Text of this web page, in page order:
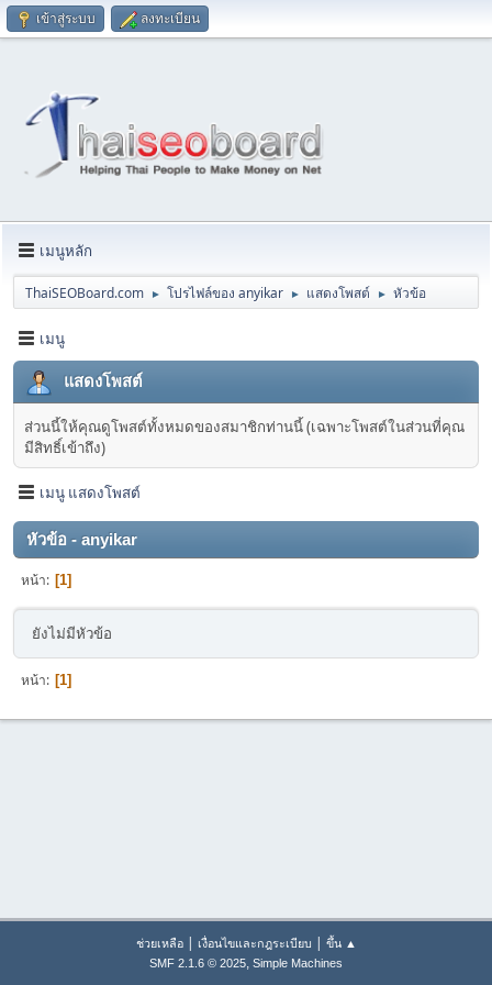
เข้าสู่ระบบ ลงทะเบียน
เมนูหลัก
ThaiSEOBoard.com ► โปรไฟล์ของ anyikar ► แสดงโพสต์ ► หัวข้อ
เมนู
แสดงโพสต์
ส่วนนี้ให้คุณดูโพสต์ทั้งหมดของสมาชิกท่านนี้ (เฉพาะโพสต์ในส่วนที่คุณ
มีสิทธิ์เข้าถึง)
เมนู แสดงโพสต์
หัวข้อ - anyikar
หน้า 1
ยังไม่มีหัวข้อ
หน้า 1
ช่วยเหลือ| เงื่อนไขและกฎระเบียบ | ขึ้น ▲
SMF 2.1.6 © 2025, Simple Machines